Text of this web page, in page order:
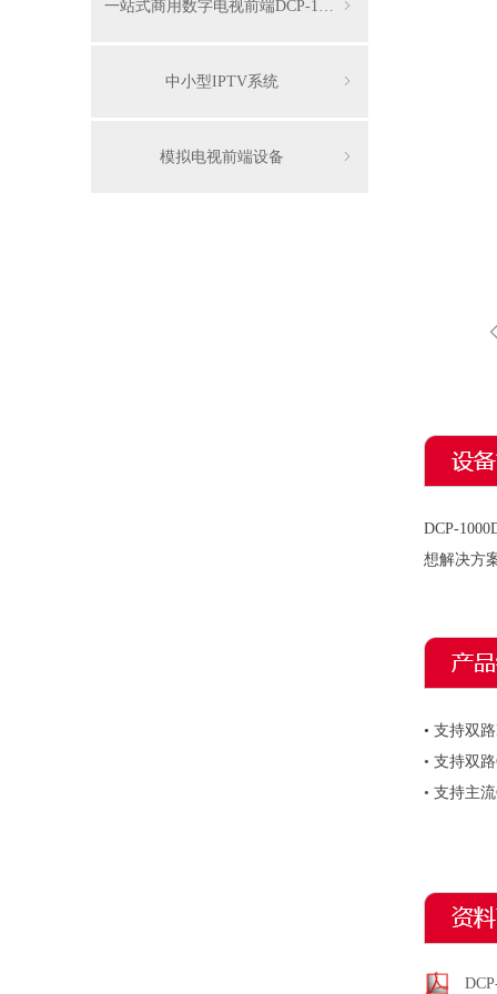
DCP-
想解决方
• 支持双
• 支持双路
• 支持主流
ꁇ
一站式商用数字电视前端DCP-1000
ꁇ
中小型IPTV系统
ꁇ
模拟电视前端设备